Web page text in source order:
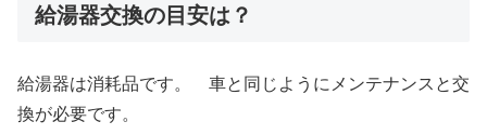
給湯器交換の目安は？
給湯器は消耗品です。 車と同じようにメンテナンスと交
換が必要です。